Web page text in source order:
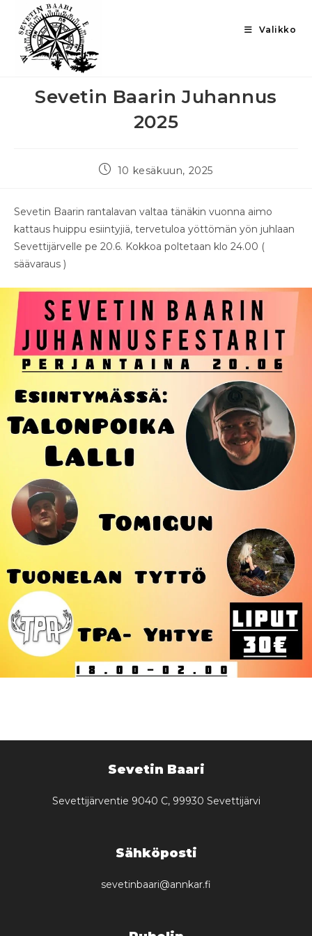
Valikko
Sevetin Baarin Juhannus
2025
10 kesäkuun, 2025
Sevetin Baarin rantalavan valtaa tänäkin vuonna aimo
kattaus huippu esiintyjiä, tervetuloa yöttömän yön juhlaan
Sevettijärvelle pe 20.6. Kokkoa poltetaan klo 24.00 (
säävaraus )
Sevetin Baari
Sevettijärventie 9040 C, 99930 Sevettijärvi
Sähköposti
sevetinbaari@annkar.fi